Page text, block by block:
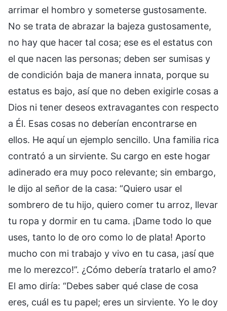
arrimar el hombro y someterse gustosamente.
No se trata de abrazar la bajeza gustosamente,
no hay que hacer tal cosa; ese es el estatus con
el que nacen las personas; deben ser sumisas y
de condición baja de manera innata, porque su
estatus es bajo, así que no deben exigirle cosas a
Dios ni tener deseos extravagantes con respecto
a Él. Esas cosas no deberían encontrarse en
ellos. He aquí un ejemplo sencillo. Una familia rica
contrató a un sirviente. Su cargo en este hogar
adinerado era muy poco relevante; sin embargo,
le dijo al señor de la casa: “Quiero usar el
sombrero de tu hijo, quiero comer tu arroz, llevar
tu ropa y dormir en tu cama. ¡Dame todo lo que
uses, tanto lo de oro como lo de plata! Aporto
mucho con mi trabajo y vivo en tu casa, ¡así que
me lo merezco!”. ¿Cómo debería tratarlo el amo?
El amo diría: “Debes saber qué clase de cosa
eres, cuál es tu papel; eres un sirviente. Yo le doy